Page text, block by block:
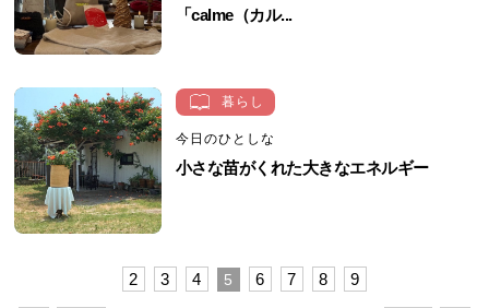
「calme（カル...
暮らし
今日のひとしな
小さな苗がくれた大きなエネルギー
2 3 4 5 6 7 8 9